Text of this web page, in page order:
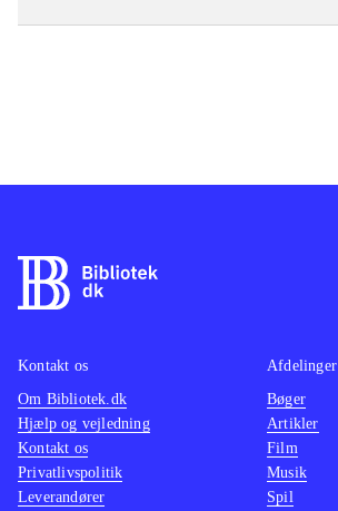
Kontakt os
Om Bibliotek.dk
Hjælp og vejledning
Kontakt os
Privatlivspolitik
Leverandører
Afdelinger
Bøger
Artikler
Film
Musik
Spil